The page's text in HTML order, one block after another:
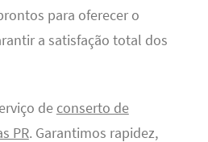
para oferecer o
a satisfação total dos
de conserto de
PR. Garantimos rapidez,